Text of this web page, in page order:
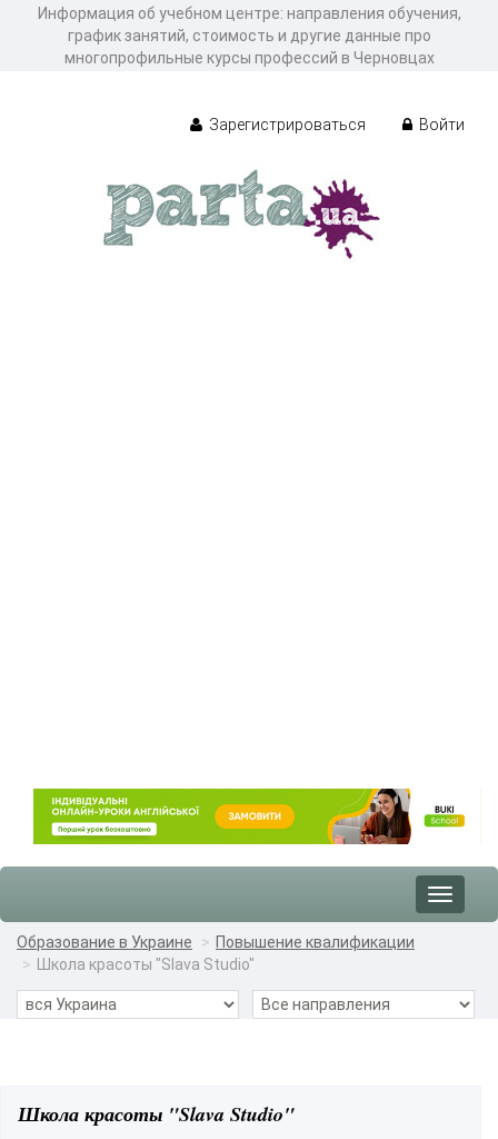
Информация об учебном центре: направления обучения,
график занятий, стоимость и другие данные про
многопрофильные курсы профессий в Черновцах
Зарегистрироваться Войти
Toggle
Образование в Украине
Повышение квалификации
Школа красоты "Slava Studio"
Школа красоты "Slava Studio"